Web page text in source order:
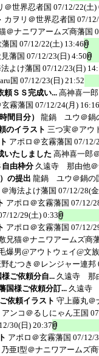
＠世界忍者国 07/12/22(土)
カヲリ＠世界忍者国 07/
＠ナニワアームズ商藩国
国 07/12/22(土) 13:46
藩国 07/12/23(日) 4:50
よけ藩国 07/12/23(日)
国 07/12/23(日) 21:52
頼ＳＳ完成い... 高神喜一
霧藩国 07/12/24(月) 16:16
間目分）
龍鍋 ユウ＠鍋
のイラスト 三つ実＠アウ
アポロ＠玄霧藩国 07/12/
たしました 高神喜一郎
由枠分 久遠寺 那由他＠
の提出 龍鍋 ユウ＠鍋の
海法よけ藩国 07/12/28(
アポロ＠玄霧藩国 07/12/
12/29(土) 0:33
アポロ＠玄霧藩国 07/12/
兄猫＠ナニワアームズ商
爆男@アウトウェイ@文族
むつき＠レンジャー連邦
ご依頼分自... 久遠寺 那
国様ご依頼分訂... 久遠寺
依頼イラスト 守上藤丸＠
アンコ＠るしにゃん王国
30(日) 20:37
アポロ＠玄霧藩国 07/12/
乃亜I型＠ナニワアームズ